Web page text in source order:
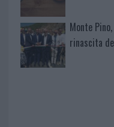
Monte
rinascita